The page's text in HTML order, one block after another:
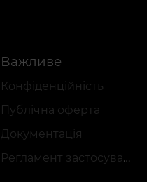
Важливе
Конфіденційність
Публічна оферта
Документація
Регламент застосування акцій